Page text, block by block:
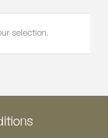
selection.